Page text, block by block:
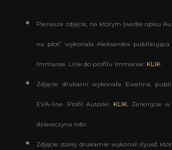
Pierwsze zdjęcie, na którym (wedle opisu
na płot” wykonała Aleksandra
Immanse. Link do profilu Immanse: KLIK
Zdjęcie drukarni wykonała Ewelina,
EVA-line. Profil Autorki: KLIK. Zerknijcie
dziewczyna robi.
Zdjęcie starej drukarnie wykonał slyusd,